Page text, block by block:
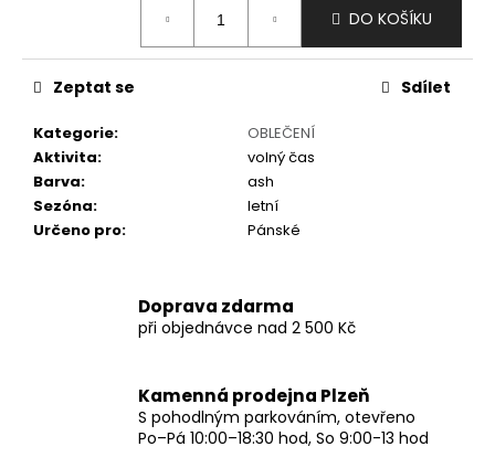
DO KOŠÍKU
Kategorie:
OBLEČENÍ
Aktivita:
volný čas
Barva:
ash
Sezóna:
letní
Určeno pro: Pánské
Zeptat se Sdílet
Doprava zdarma
při objednávce nad 2 500 Kč
Kamenná prodejna Plzeň
S pohodlným parkováním, otevřeno
Po–Pá 10:00–18:30 hod, So 9:00-13 hod